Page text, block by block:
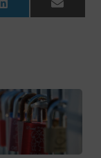
LinkedIn Email